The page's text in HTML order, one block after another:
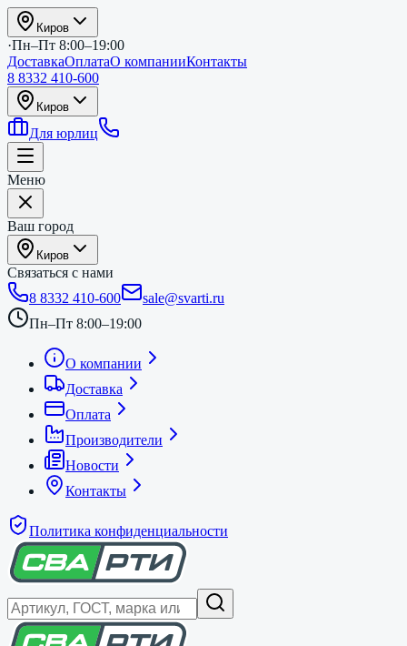
Киров
·Пн–Пт 8:00–19:00
ДоставкаОплатаО компанииКонтакты
8 8332 410-600
Киров
Для юрлиц
Меню
Ваш город
Киров
Связаться с нами
8 8332 410-600
sale@svarti.ru
Пн–Пт 8:00–19:00
О компании
Доставка
Оплата
Производители
Новости
Контакты
Политика конфиденциальности